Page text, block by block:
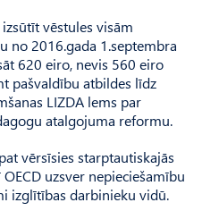
vēstules visām
no 2016.gada 1.septembra
620 eiro, nevis 560 eiro
pašvaldību atbildes līdz
LIZDA lems par
atalgojuma reformu.
vērsīsies starptautiskajās
uzsver nepieciešamību
izglītības darbinieku vidū.